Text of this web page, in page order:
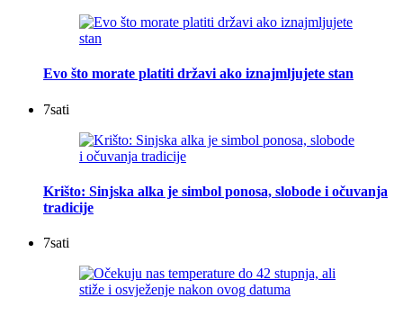
Evo što morate platiti državi ako iznajmljujete stan
7sati
Krišto: Sinjska alka je simbol ponosa, slobode i očuvanja
tradicije
7sati